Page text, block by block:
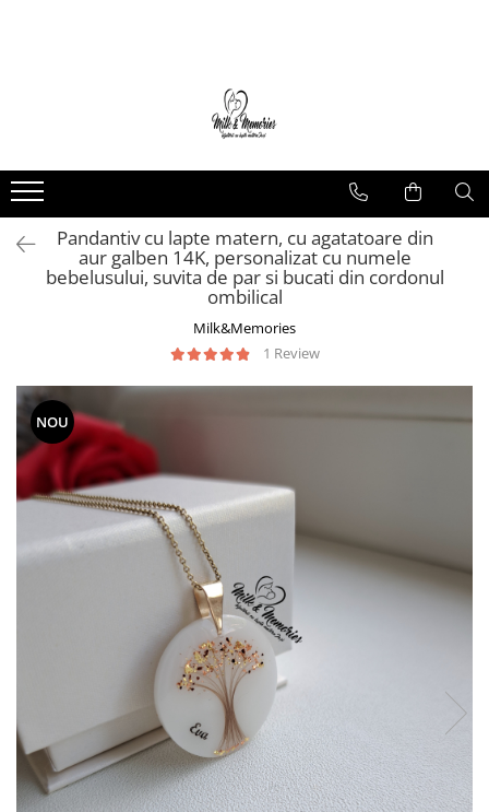
Brățări argint
Brățări șnur
Charm-uri
Cercei
Inele aur
Inele argint
Pandantive
Pandantive aur
Pandantive argint
Vouchere Cadou
Pandantiv cu lapte matern, cu agatatoare din
aur galben 14K, personalizat cu numele
bebelusului, suvita de par si bucati din cordonul
ombilical
Milk&Memories
1 Review
NOU